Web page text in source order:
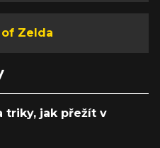
Zelda
triky, jak přežít v